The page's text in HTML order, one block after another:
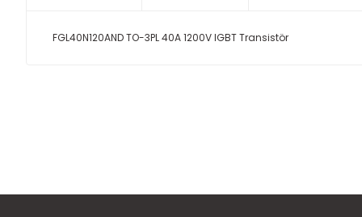
FGL40N120AND TO-3PL 40A 1200V IGBT Transistör
Ürün bilgilerinde hatalar bulunuyor.